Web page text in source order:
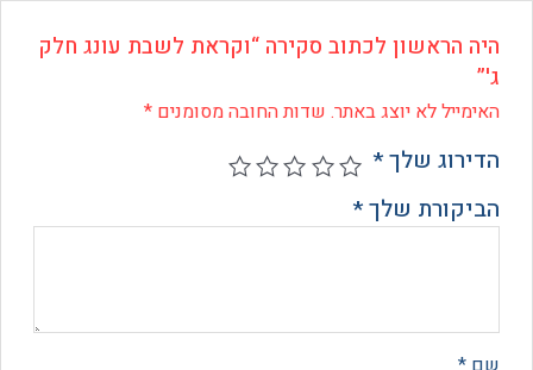
הראשון לכתוב סקירה “וקראת לשבת עונג חלק
לא יוצג באתר.שדות החובה מסומנים*
שלך*
שלך*